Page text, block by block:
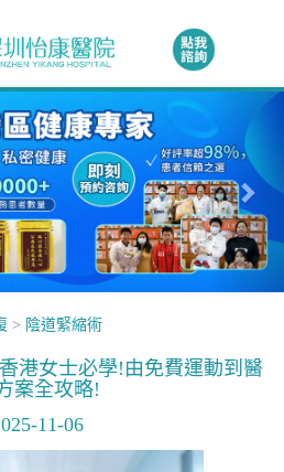
> 陰道緊縮術
港女士必學!由免費運動到醫
案全攻略!
11-06